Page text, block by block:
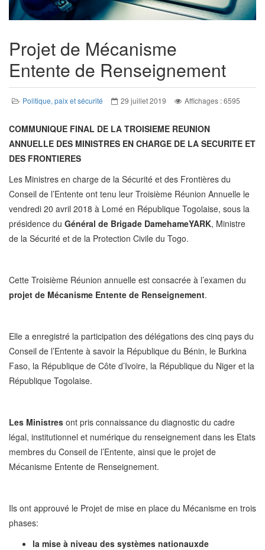
Projet de Mécanisme
Entente de Renseignement
Politique, paix et sécurité 29 juillet 2019 Affichages : 6595
COMMUNIQUE FINAL DE LA TROISIEME REUNION
ANNUELLE DES MINISTRES EN CHARGE DE LA SECURITE ET
DES FRONTIERES
Les Ministres en charge de la Sécurité et des Frontières du
Conseil de l’Entente ont tenu leur Troisième Réunion Annuelle le
vendredi 20 avril 2018 à Lomé en République Togolaise, sous la
présidence du Général de Brigade DamehameYARK, Ministre
de la Sécurité et de la Protection Civile du Togo.
Cette Troisième Réunion annuelle est consacrée à l’examen du
projet de Mécanisme Entente de Renseignement.
Elle a enregistré la participation des délégations des cinq pays du
Conseil de l’Entente à savoir la République du Bénin, le Burkina
Faso, la République de Côte d’Ivoire, la République du Niger et la
République Togolaise.
Les Ministres ont pris connaissance du diagnostic du cadre
légal, institutionnel et numérique du renseignement dans les Etats
membres du Conseil de l’Entente, ainsi que le projet de
Mécanisme Entente de Renseignement.
Ils ont approuvé le Projet de mise en place du Mécanisme en trois
phases:
la mise à niveau des systèmes nationauxde